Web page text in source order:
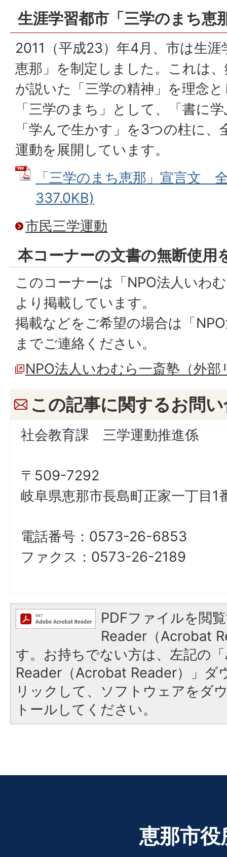
生涯学習都市「三学のまち恵
2011（平成23）年4月、市は生
恵那」を制定しました。これは
が説いた「三学の精神」を理念
「三学のまち」として、「書に
「学んで生かす」を3つの柱に
運動を展開しています。
「三学のまち恵那」宣言文
337.0KB)
市民三学運動
本コーナーの文書の無断使用
このコーナーは「NPO法人いわ
より掲載しています。
掲載などをご希望の場合は「
までご連絡ください。
NPO法人いわむら一斎塾（外部
この記事に関するお問
社会教育課 三学運動推進係
〒509-7292
岐阜県恵那市長島町正家一丁目
電話番号：0573-26-6853
ファクス：0573-26-2189
PDFファイルを閲
Reader（Acrobat
す。お持ちでない方は、左記の
Reader（Acrobat Reader）」ダ
リックして、ソフトウェアをダ
トールしてください。
恵那市役